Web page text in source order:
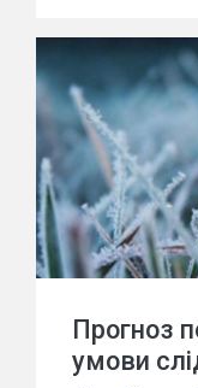
Прогноз
умови